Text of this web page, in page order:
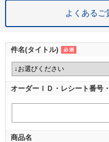
よくあるご
件名(タイトル)
オーダーＩＤ・レシート番号
商品名